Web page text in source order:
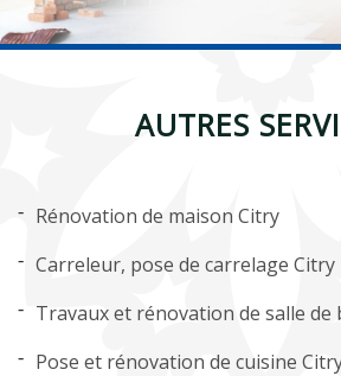
AUTRES
Rénovation de maison Citry
Carreleur, pose de carrelage Citry
Travaux et rénovation de salle de
Pose et rénovation de cuisine